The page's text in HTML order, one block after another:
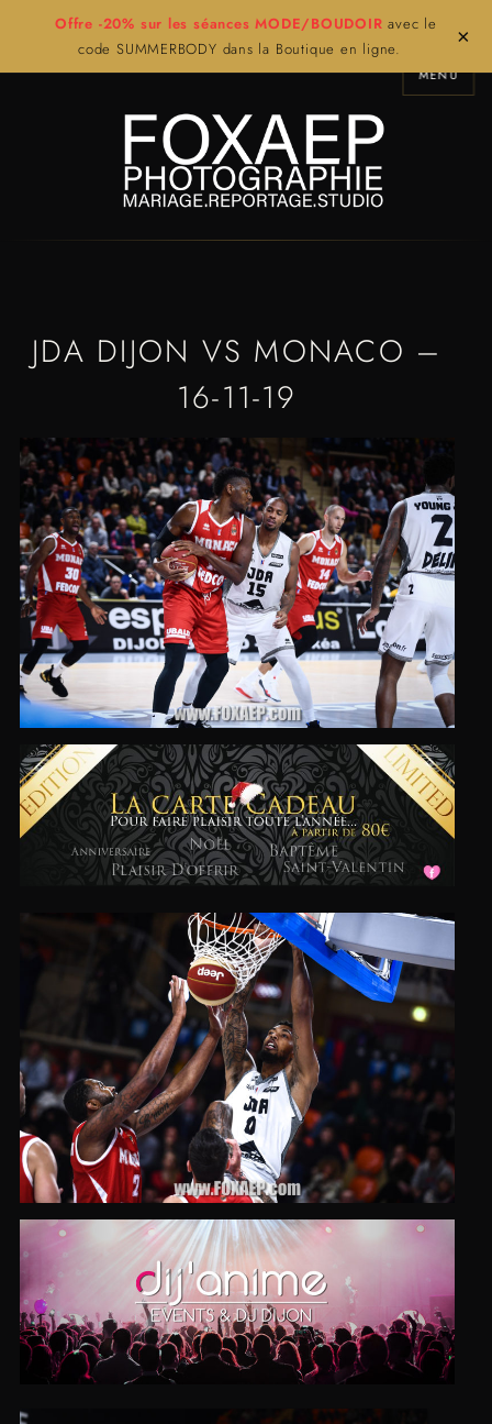
Offre -20% sur les séances MODE/BOUDOIR avec le
code SUMMERBODY dans la Boutique en ligne.
×
MENU
JDA DIJON VS MONACO –
16-11-19